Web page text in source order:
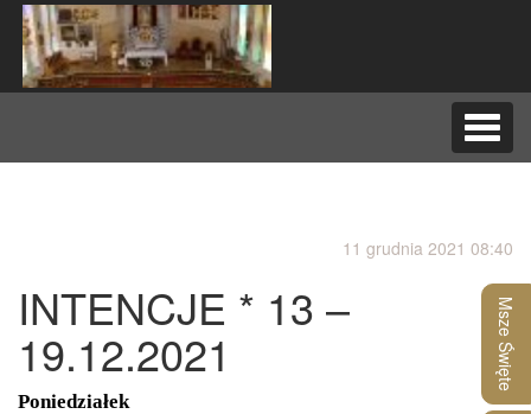
Msze Święte
11 grudnia 2021 08:40
INTENCJE * 13 –
19.12.2021
Poniedziałek